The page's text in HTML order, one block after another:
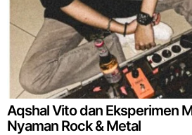
Aqshal Vito dan Eksperimen
Nyaman Rock & Metal